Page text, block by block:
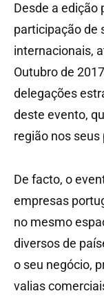
Desde a edição
participação de
internacionais,
Outubro de
delegações
deste evento,
região nos
De facto, o
empresas
no mesmo
diversos de
o seu negócio,
valias